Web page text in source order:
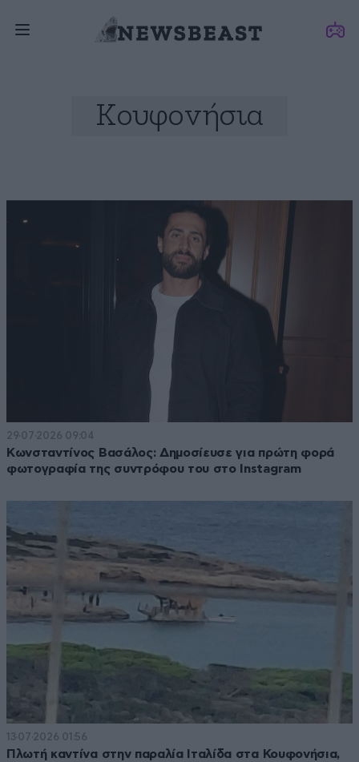
Κουφονήσια
29·07·2026 09:04
Κωνσταντίνος Βασάλος: Δημοσίευσε για πρώτη φορά
φωτογραφία της συντρόφου του στο Instagram
13·07·2026 01:56
Πλωτή καντίνα στην παραλία Ιταλίδα στα Κουφονήσια,